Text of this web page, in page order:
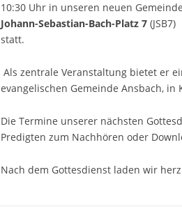
10:30 Uhr in unseren neuen
Johann-Sebastian-Bach-Platz 7 (JSB7)
statt.
Als zentrale Veranstaltung bietet er
evangelischen Gemeinde Ansbach, in
Die Termine unserer nächsten
Predigten zum Nachhören oder
Nach dem Gottesdienst laden wir